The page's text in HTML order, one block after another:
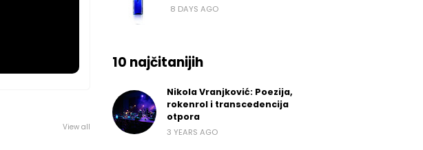
View all
8 DAYS AGO
10 najčitanijih
Nikola Vranjković: Poezija,
rokenrol i transcedencija
otpora
3 YEARS AGO